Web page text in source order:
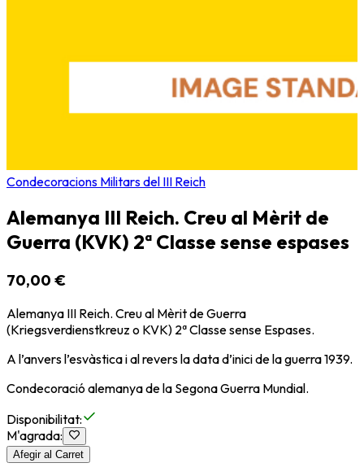
Condecoracions Militars del III Reich
Alemanya III Reich. Creu al Mèrit de
Guerra (KVK) 2ª Classe sense espases
70,00 €
Alemanya III Reich. Creu al Mèrit de Guerra
(Kriegsverdienstkreuz o KVK) 2ª Classe sense Espases.
A l’anvers l’esvàstica i al revers la data d’inici de la guerra 1939.
Condecoració alemanya de la Segona Guerra Mundial.
Disponibilitat:
M'agrada:
Afegir al Carret